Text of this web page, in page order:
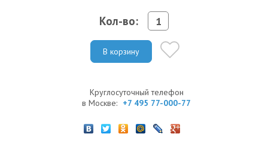
Кол-во:
В корзину
Круглосуточный телефон
в Москве: +7 495 77-000-77